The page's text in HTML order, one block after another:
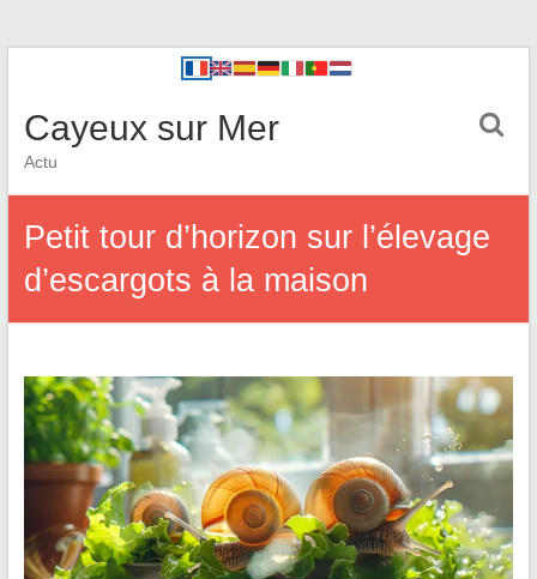
Cayeux sur Mer
Actu
Petit tour d’horizon sur l’élevage
d’escargots à la maison